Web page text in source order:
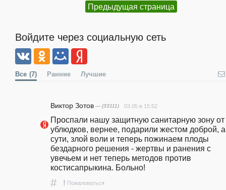
Предыдущая страница
Войдите через социальную сеть
Все (7) Ранние Лучшие
Виктор Зотов — (33111) 03.05 в 15:52
Проспали нашу защитную санитарную зону от
ублюдков, вернее, подарили жестом доброй,
сути, злой воли и теперь пожинаем плоды
бездарного решения - жертвы и ранения с
увечьем и нет теперь методов против
костисапрыкина. Больно!
# ! Пожаловаться